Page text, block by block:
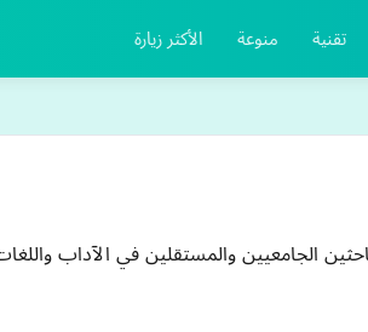
تقنية منوعة الأكثر زيارة
الجامعيين والمستقلين في الآداب